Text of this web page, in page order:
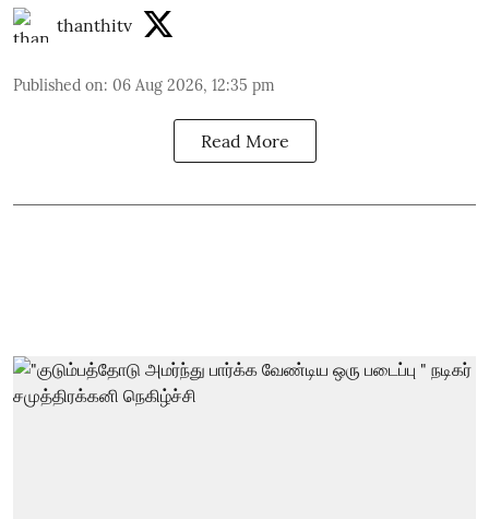
thanthitv
Published on: 06 Aug 2026, 12:35 pm
Read More